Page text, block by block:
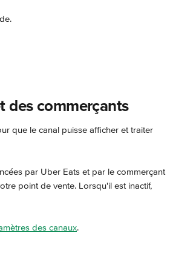
des commerçants
que le canal puisse afficher et traiter
par Uber Eats et par le commerçant
point de vente. Lorsqu'il est inactif,
des canaux.